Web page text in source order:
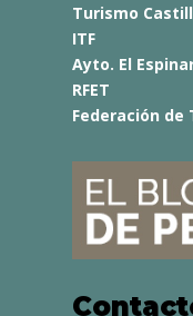
Turismo
ITF
Ayto. El
RFET
Federación de